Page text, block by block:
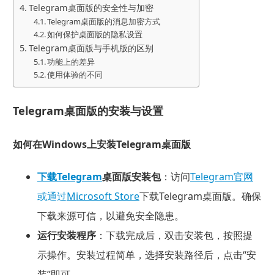
Telegram桌面版的安全性与加密
Telegram桌面版的消息加密方式
如何保护桌面版的隐私设置
Telegram桌面版与手机版的区别
功能上的差异
使用体验的不同
Telegram桌面版的安装与设置
如何在Windows上安装Telegram桌面版
下载Telegram桌面版安装包：访问Telegram官网
或通过Microsoft Store下载Telegram桌面版。确保
下载来源可信，以避免安全隐患。
运行安装程序：下载完成后，双击安装包，按照提
示操作。安装过程简单，选择安装路径后，点击“安